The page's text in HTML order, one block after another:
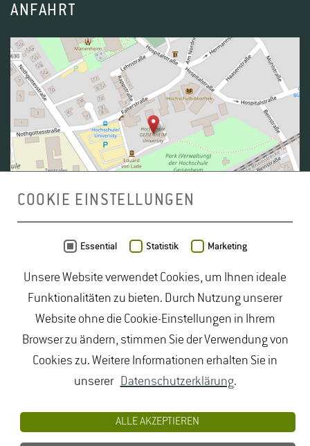
ANFAHRT
OpenStreetMap- Veröffentlicht unterODbL
duales Studium Gartenbau| Gartenbau Studium|
Lebensmittelrecht Studium|Lebensmittelsicherheit
Studium| Naturschutz Studium|Oenologie
Studium| Studiengang Logistik|Studiengänge
Lebensmittel |Studiengänge Natur| Studiengänge
Studium Landschaftsarchitektur
Studium Lebensmittel|Studium
COOKIE EINSTELLUNGEN
Essential Statistik Marketing
Unsere Website verwendet Cookies, um Ihnen ideale
Funktionalitäten zu bieten. Durch Nutzung unserer
Website ohne die Cookie-Einstellungen in Ihrem
Browser zu ändern, stimmen Sie der Verwendung von
Cookies zu. Weitere Informationen erhalten Sie in
unserer Datenschutzerklärung.
ALLE AKZEPTIEREN